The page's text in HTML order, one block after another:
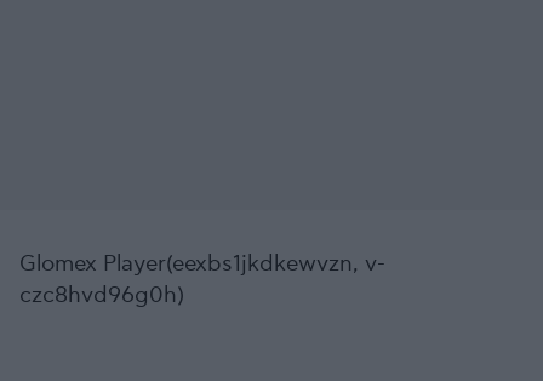
Glomex Player(eexbs1jkdkewvzn, v-
czc8hvd96g0h)